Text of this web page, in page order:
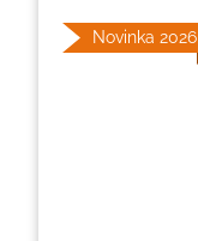
Novinka 2026